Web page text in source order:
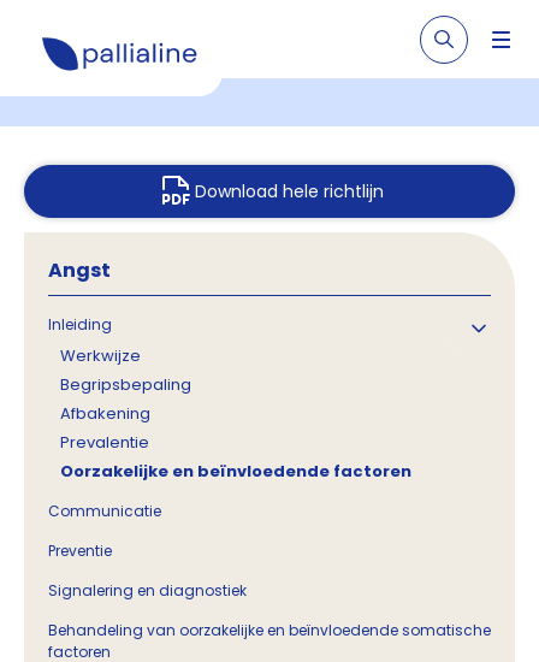
Download hele richtlijn
Angst
Inleiding
Werkwijze
Begripsbepaling
Afbakening
Prevalentie
Oorzakelijke en beïnvloedende factoren
Communicatie
Preventie
Signalering en diagnostiek
Behandeling van oorzakelijke en beïnvloedende somatische
factoren